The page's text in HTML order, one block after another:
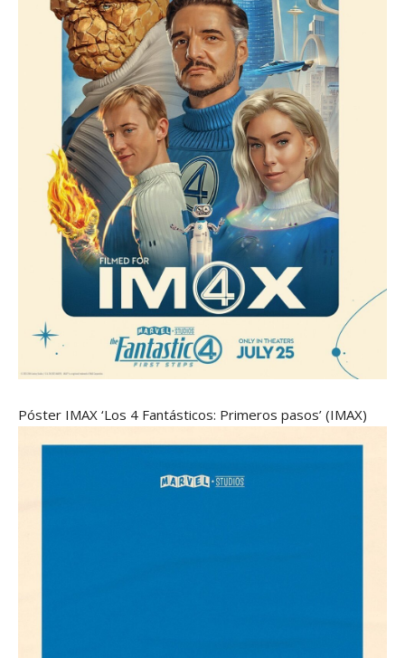
Póster IMAX ‘Los 4 Fantásticos: Primeros pasos’ (IMAX)